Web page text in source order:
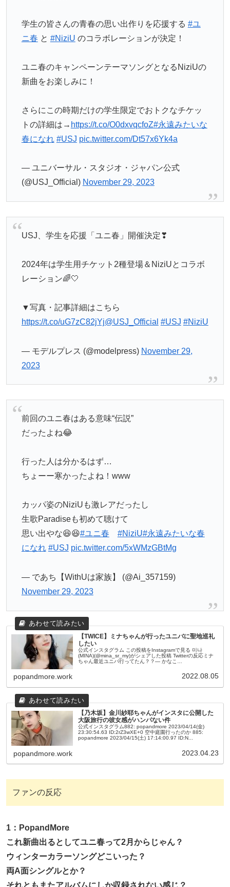
学生の皆さんの青春の思い出作りを応援する #ユ
ニ春 と #NiziU のコラボレーションが決定！
ユニ春のキャンペーンテーマソングとなるNiziUの
新曲をお楽しみに！
さらにこの時期だけの学生限定でおトクなチケッ
トの詳細は→ https://t.co/O0dxvqcfoZ#永遠みたいな
春になれ #USJ pic.twitter.com/Dt57x6Yk4a
— ユニバーサル・スタジオ・ジャパン公式
(@USJ_Official) November 29, 2023
USJ、学生を応援「ユニ春」開催決定❣
2024年は学生用チケット2種登場＆NiziUとコラボ
レーション🌈🤍
▼写真・記事詳細はこちら
https://t.co/uG7zC82jYj@USJ_Official #USJ #NiziU
— モデルプレス (@modelpress) November 29,
2023
前回のユニ春はある意味“伝説”
だったよね😂
行った人は分かるはず…
ちょーー寒かったよね！www
カッパ姿のNiziUも激レアだったし
生歌Paradiseも初めて聴けて
思い出やな😆😆#ユニ春 #NiziU#永遠みたいな春
になれ #USJ pic.twitter.com/5xWMzGBtMg
— であち【WithUは家族】 (@Ai_357159)
November 29, 2023
【TWICE】ミナちゃんが行ったユニバに聖地巡礼
したい
公式インスタグラム この投稿をInstagramで見る 미나
(MINA)(@mina_sr_my)がシェアした投稿 Twitterの反応ミナ
ちゃん最近ユニバ行ってたん？？— かなこ
popandmore.work 2022.08.05
【乃木坂】金川紗耶ちゃんがインスタに公開した
大阪旅行の彼女感がハンパない件
公式インスタグラム882: popandmore 2023/04/14(金)
23:30:54.63 ID:2rZ3wXE+0 空中庭園行ったのか 885:
popandmore 2023/04/15(土) 17:14:00.97 ID:N...
popandmore.work 2023.04.23
ファンの反応
1：PopandMore
これ新曲出るとしてユニ春って2月からじゃん？
ウィンターカラーソングどこいった？
両A面シングルとか？
それともまたアルバムにしか収録されない感じ？